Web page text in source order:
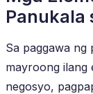
Panukala
Sa paggawa ng
mayroong ilang
negosyo,